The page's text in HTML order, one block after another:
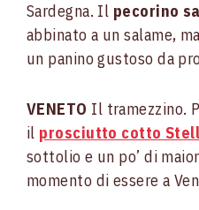
Sardegna. Il pecorino
abbinato a un salame,
un panino gustoso da
VENETO Il tramezzino.
il prosciutto cotto
sottolio e un po’ di
momento di essere a